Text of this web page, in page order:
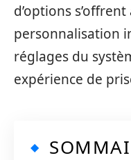
d’options
personnalisation
réglages du
expérience de